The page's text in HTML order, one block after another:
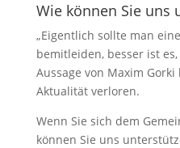
Wie können Sie uns
„Eigentlich sollte man
bemitleiden, besser ist
Aussage von Maxim
Aktualität verloren.
Wenn Sie sich dem
können Sie uns